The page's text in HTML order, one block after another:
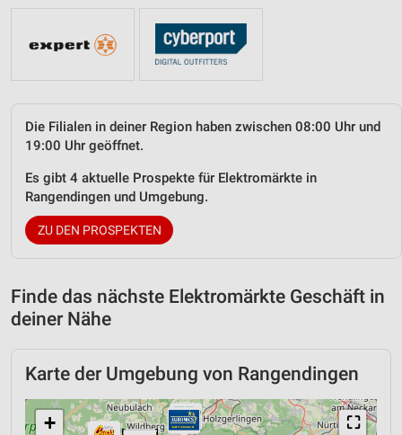
Die Filialen in deiner Region haben zwischen 08:00 Uhr und
19:00 Uhr geöffnet.
Es gibt 4 aktuelle Prospekte für Elektromärkte in
Rangendingen und Umgebung.
ZU DEN PROSPEKTEN
Finde das nächste Elektromärkte Geschäft in
deiner Nähe
Karte der Umgebung von Rangendingen
⛶
+